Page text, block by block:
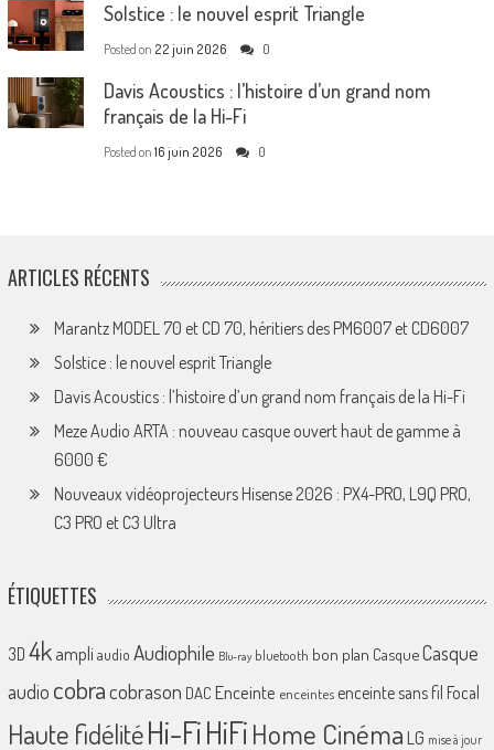
Solstice : le nouvel esprit Triangle
Posted on 22 juin 2026 0
Davis Acoustics : l’histoire d’un grand nom
français de la Hi-Fi
Posted on 16 juin 2026 0
ARTICLES RÉCENTS
Marantz MODEL 70 et CD 70, héritiers des PM6007 et CD6007
Solstice : le nouvel esprit Triangle
Davis Acoustics : l’histoire d’un grand nom français de la Hi-Fi
Meze Audio ARTA : nouveau casque ouvert haut de gamme à
6000 €
Nouveaux vidéoprojecteurs Hisense 2026 : PX4-PRO, L9Q PRO,
C3 PRO et C3 Ultra
ÉTIQUETTES
3D 4k ampliaudio Audiophile Blu-ray bluetooth bon plan CasqueCasque
audio cobracobrason DAC Enceinte enceintes enceinte sans fil Focal
Haute fidélitéHi-FiHiFiHome Cinéma LG mise à jour